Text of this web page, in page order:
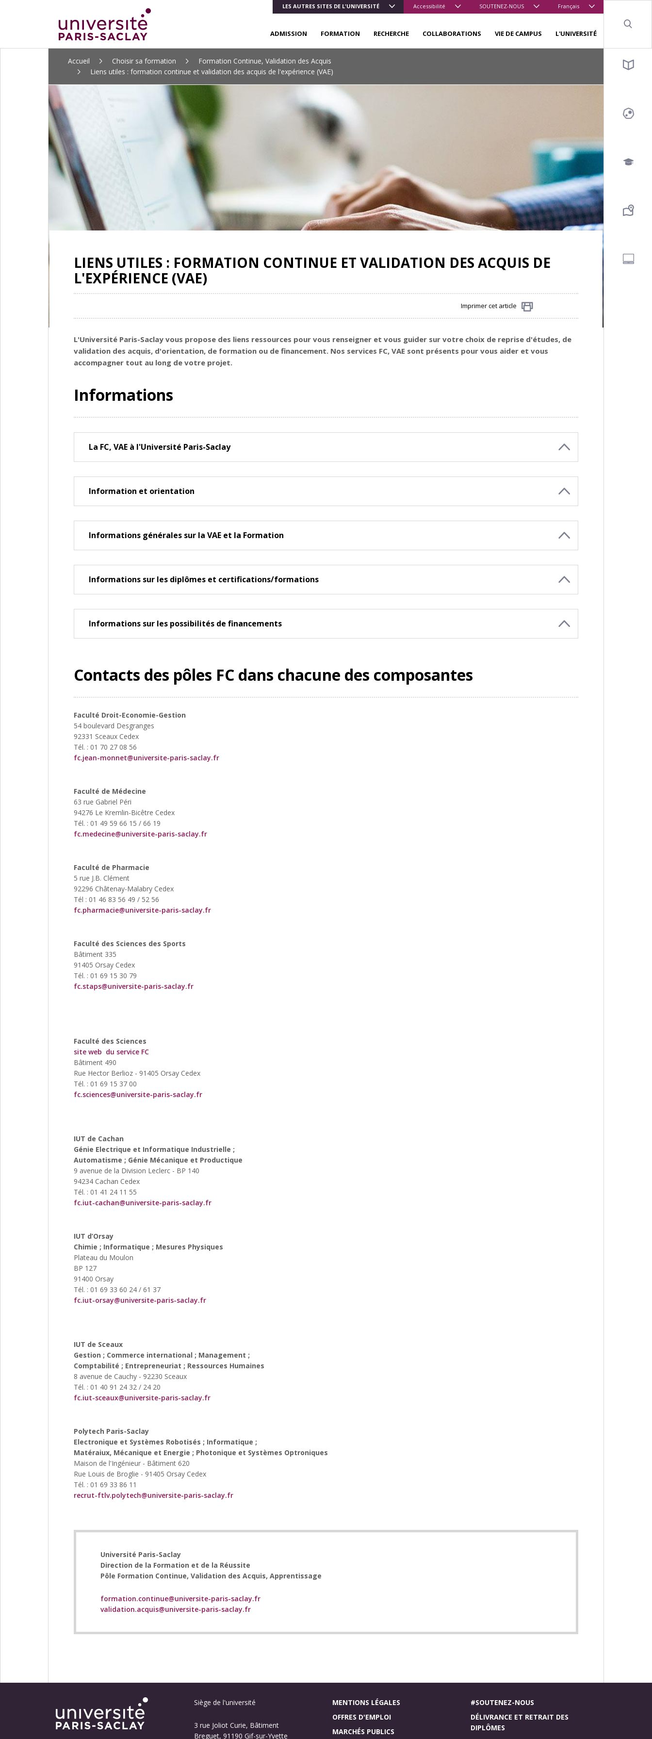
LES AUTRES SITES DE L'UNIVERSITÉ Accessibilité SOUTENEZ-NOUS Français
ADMISSION FORMATION RECHERCHE COLLABORATIONS VIE DE CAMPUS L'UNIVERSITÉ
Accueil Choisir sa formation
Formation Continue, Validation des Acquis
Liens utiles : formation continue et validation des acquis de l'expérience (VAE)
LIENS UTILES : FORMATION CONTINUE ET VALIDATION DES ACQUIS DE
L'EXPÉRIENCE (VAE)
Imprimer cet article
L'Université Paris-Saclay vous propose des liens ressources pour vous renseigner et vous guider sur votre choix de reprise d'études, de
validation des acquis, d'orientation, de formation ou de financement. Nos services FC, VAE sont présents pour vous aider et vous
accompagner tout au long de votre projet.
Informations
La FC, VAE à l'Université Paris-Saclay
Information et orientation
Informations générales sur la VAE et la Formation
Informations sur les diplômes et certifications/formations
Informations sur les possibilités de financements
Contacts des pôles FC dans chacune des composantes
Faculté Droit-Economie-Gestion
54 boulevard Desgranges
92331 Sceaux Cedex
Tél. : 01 70 27 08 56
fc.jean-monnet@universite-paris-saclay.fr
Faculté de Médecine
63 rue Gabriel Péri
94276 Le Kremlin-Bicêtre Cedex
Tél. : 01 49 59 66 15 / 66 19
fc.medecine@universite-paris-saclay.fr
Faculté de Pharmacie
5 rue J.B. Clément
92296 Châtenay-Malabry Cedex
Tél : 01 46 83 56 49 / 52 56
fc.pharmacie@universite-paris-saclay.fr
Faculté des Sciences des Sports
Bâtiment 335
91405 Orsay Cedex
Tél. : 01 69 15 30 79
fc.staps@universite-paris-saclay.fr
Faculté des Sciences
site web du service FC
Bâtiment 490
Rue Hector Berlioz - 91405 Orsay Cedex
Tél. : 01 69 15 37 00
fc.sciences@universite-paris-saclay.fr
IUT de Cachan
Génie Electrique et Informatique Industrielle ;
Automatisme ; Génie Mécanique et Productique
9 avenue de la Division Leclerc - BP 140
94234 Cachan Cedex
Tél. : 01 41 24 11 55
fc.iut-cachan@universite-paris-saclay.fr
IUT d’Orsay
Chimie ; Informatique ; Mesures Physiques
Plateau du Moulon
BP 127
91400 Orsay
Tél. : 01 69 33 60 24 / 61 37
fc.iut-orsay@universite-paris-saclay.fr
IUT de Sceaux
Gestion ; Commerce international ; Management ;
Comptabilité ; Entrepreneuriat ; Ressources Humaines
8 avenue de Cauchy - 92230 Sceaux
Tél. : 01 40 91 24 32 / 24 20
fc.iut-sceaux@universite-paris-saclay.fr
Polytech Paris-Saclay
Electronique et Systèmes Robotisés ; Informatique ;
Matéraiux, Mécanique et Energie ; Photonique et Systèmes Optroniques
Maison de l'Ingénieur - Bâtiment 620
Rue Louis de Broglie - 91405 Orsay Cedex
Tél. : 01 69 33 86 11
recrut-ftlv.polytech@universite-paris-saclay.fr
Université Paris-Saclay
Direction de la Formation et de la Réussite
Pôle Formation Continue, Validation des Acquis, Apprentissage
formation.continue@universite-paris-saclay.fr
validation.acquis@universite-paris-saclay.fr
Siège de l'université
3 rue Joliot Curie, Bâtiment
Breguet, 91190 Gif-sur-Yvette
MENTIONS LÉGALES
OFFRES D'EMPLOI
MARCHÉS PUBLICS
#SOUTENEZ-NOUS
DÉLIVRANCE ET RETRAIT DES
DIPLÔMES